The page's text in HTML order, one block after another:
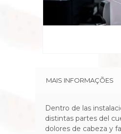
MAIS INFORMAÇÕES
Dentro de las
distintas partes del
dolores de cabeza y